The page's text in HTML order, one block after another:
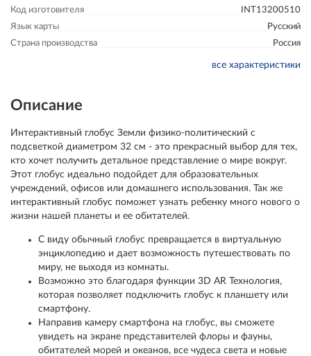
Код изготовителя
INT13200510
Язык карты
Русский
Страна производства
Россия
все характеристики
Описание
Интерактивный глобус Земли физико-политический с
подсветкой диаметром 32 см - это прекрасный выбор для тех,
кто хочет получить детальное представление о мире вокруг.
Этот глобус идеально подойдет для образовательных
учреждений, офисов или домашнего использования. Так же
интерактивный глобус поможет узнать ребенку много нового о
жизни нашей планеты и ее обитателей.
С виду обычный глобус превращается в виртуальную
энциклопедию и дает возможность путешествовать по
миру, не выходя из комнаты.
Возможно это благодаря функции 3D AR Технология,
которая позволяет подключить глобус к планшету или
смартфону.
Направив камеру смартфона на глобус, вы сможете
увидеть на экране представителей флоры и фауны,
обитателей морей и океанов, все чудеса света и новые